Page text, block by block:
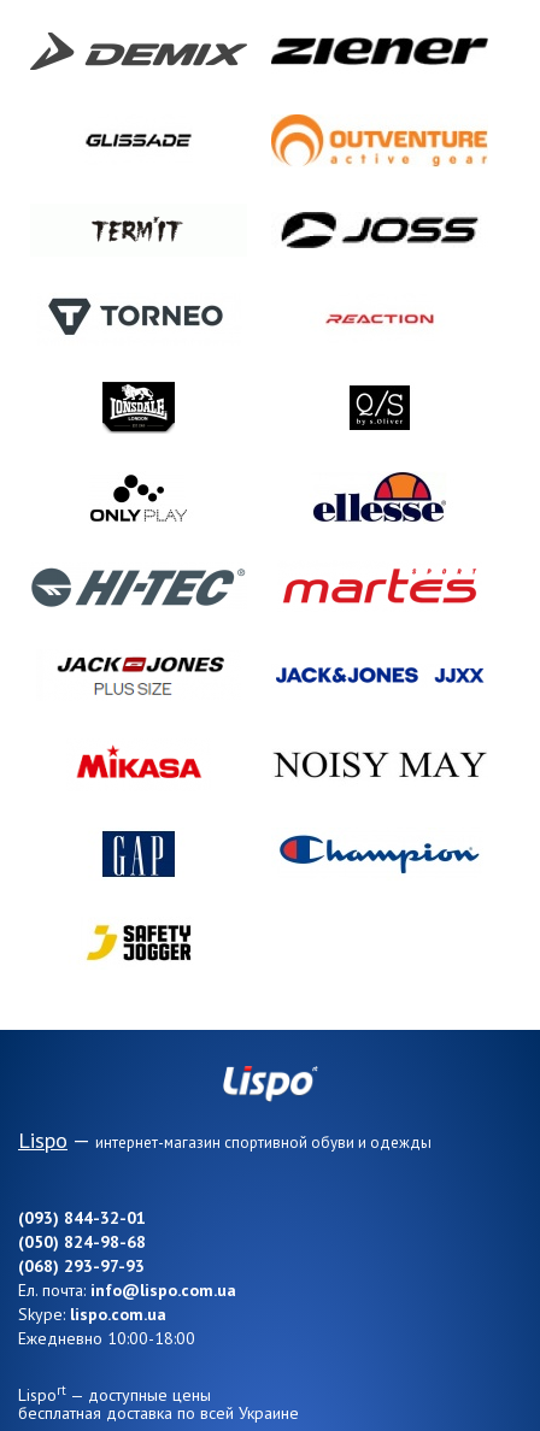
Lispo — интернет-магазин спортивной обуви и одежды
(093) 844-32-01
(050) 824-98-68
(068) 293-97-93
Ел. почта: info@lispo.com.ua
Skype: lispo.com.ua
Ежедневно 10:00-18:00
Lisport — доступные цены
бесплатная доставка по всей Украине